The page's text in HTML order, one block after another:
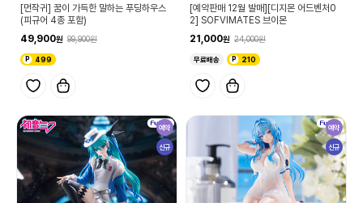
[먼작귀] 꿈이 가득한 말하는 푸딩하우스
(피규어 4종 포함)
49,900
99,900
499
[예약판매 12월 발매][디지몬 어드벤처0
2] SOFVIMATES 브이몬
21,000
24,000
무료배송 210
예약
신규
예약
신규